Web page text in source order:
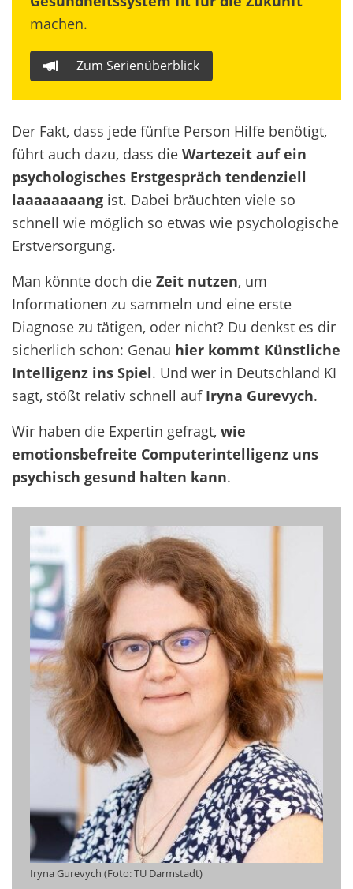
machen.
Zum Serienüberblick
Der Fakt, dass jede fünfte Person Hilfe benötigt,
führt auch dazu, dass die Wartezeit auf ein
psychologisches Erstgespräch tendenziell
laaaaaaaang ist. Dabei bräuchten viele so
schnell wie möglich so etwas wie psychologische
Erstversorgung.
Man könnte doch die Zeit nutzen, um
Informationen zu sammeln und eine erste
Diagnose zu tätigen, oder nicht? Du denkst es dir
sicherlich schon: Genau hier kommt Künstliche
Intelligenz ins Spiel. Und wer in Deutschland KI
sagt, stößt relativ schnell auf Iryna Gurevych.
Wir haben die Expertin gefragt, wie
emotionsbefreite Computerintelligenz uns
psychisch gesund halten kann.
Iryna Gurevych (Foto: TU Darmstadt)